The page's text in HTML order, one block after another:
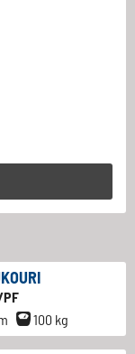
PF
100 kg